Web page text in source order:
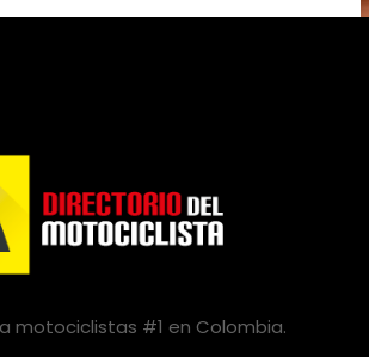
motociclistas #1 en Colombia.